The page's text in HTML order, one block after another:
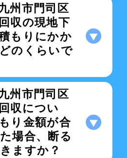
州市門司区
収の現地下
もりにかか
のくらいで
州市門司区
収につい
り金額が合
場合、断る
ますか？